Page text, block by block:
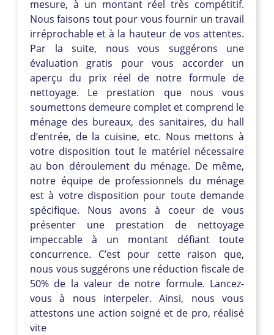
mesure, à un montant réel très compétitif.
Nous faisons tout pour vous fournir un travail
irréprochable et à la hauteur de vos attentes.
Par la suite, nous vous suggérons une
évaluation gratis pour vous accorder un
aperçu du prix réel de notre formule de
nettoyage. Le prestation que nous vous
soumettons demeure complet et comprend le
ménage des bureaux, des sanitaires, du hall
d’entrée, de la cuisine, etc. Nous mettons à
votre disposition tout le matériel nécessaire
au bon déroulement du ménage. De même,
notre équipe de professionnels du ménage
est à votre disposition pour toute demande
spécifique. Nous avons à coeur de vous
présenter une prestation de nettoyage
impeccable à un montant défiant toute
concurrence. C’est pour cette raison que,
nous vous suggérons une réduction fiscale de
50% de la valeur de notre formule. Lancez-
vous à nous interpeler. Ainsi, nous vous
attestons une action soigné et de pro, réalisé
vite